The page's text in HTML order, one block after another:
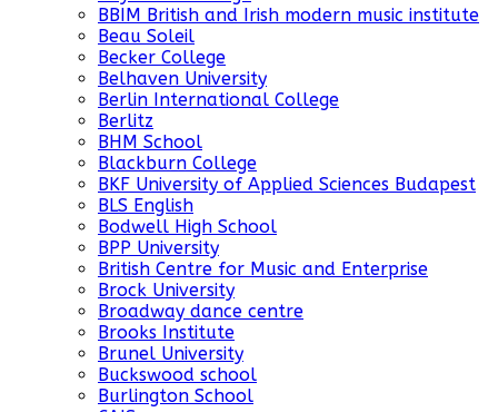
BBIM British and Irish modern music institute
Beau Soleil
Becker College
Belhaven University
Berlin International College
Berlitz
BHM School
Blackburn College
BKF University of Applied Sciences Budapest
BLS English
Bodwell High School
BPP University
British Centre for Music and Enterprise
Brock University
Broadway dance centre
Brooks Institute
Brunel University
Buckswood school
Burlington School